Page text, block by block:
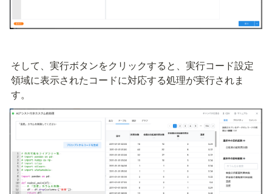
そして、実行ボタンをクリックすると、実行コード設定
領域に表示されたコードに対応する処理が実行されま
す。